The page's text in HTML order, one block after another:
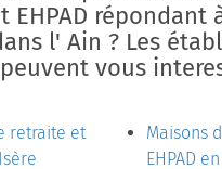
EHPAD répondant
l' Ain ? Les
vous
retraite et
Maisons
EHPAD